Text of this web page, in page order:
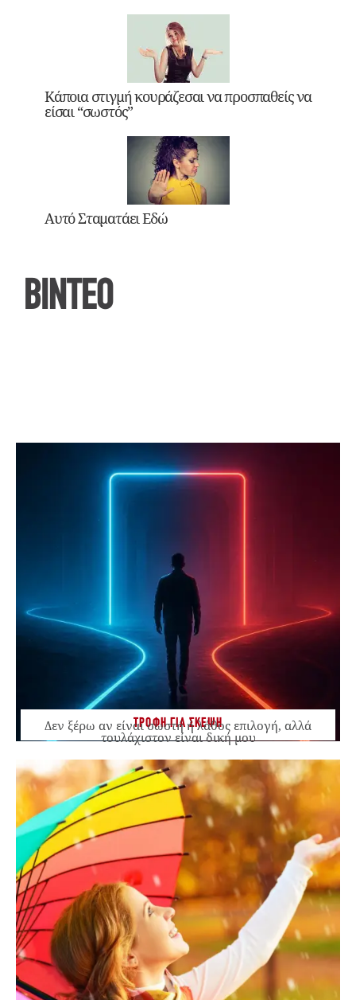
Κάποια στιγμή κουράζεσαι να προσπαθείς να
είσαι “σωστός”
Αυτό Σταματάει Εδώ
ΒΙΝΤΕΟ
ΤΡΟΦΗ ΓΙΑ ΣΚΕΨΗ
Δεν ξέρω αν είναι σωστή ή λάθος επιλογή, αλλά
τουλάχιστον είναι δική μου